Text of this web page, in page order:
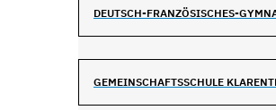
DEUTSCH-FRANZÖSISCHES-
GEMEINSCHAFTSSCHULE